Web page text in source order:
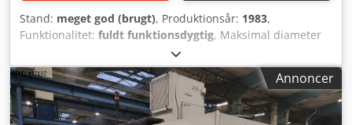
Stand: meget god (brugt), Produktionsår: 1983,
Funktionalitet: fuldt funktionsdygtig, Maksimal diameter
750 mm, Z-aksens vandring 900 mm, X-aksens radiale
vandring 380 mm, bordstørrelse 630 mm, CNC Siemens
802D på Z- og X-aksen. Vægt ca. 14.000 kg. Credpjzbt Iisfx
Adksf
Annoncer